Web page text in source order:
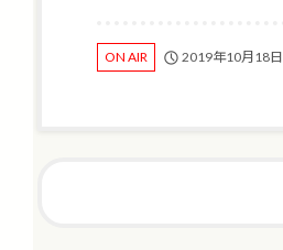
ON AIR 2019年10月18日